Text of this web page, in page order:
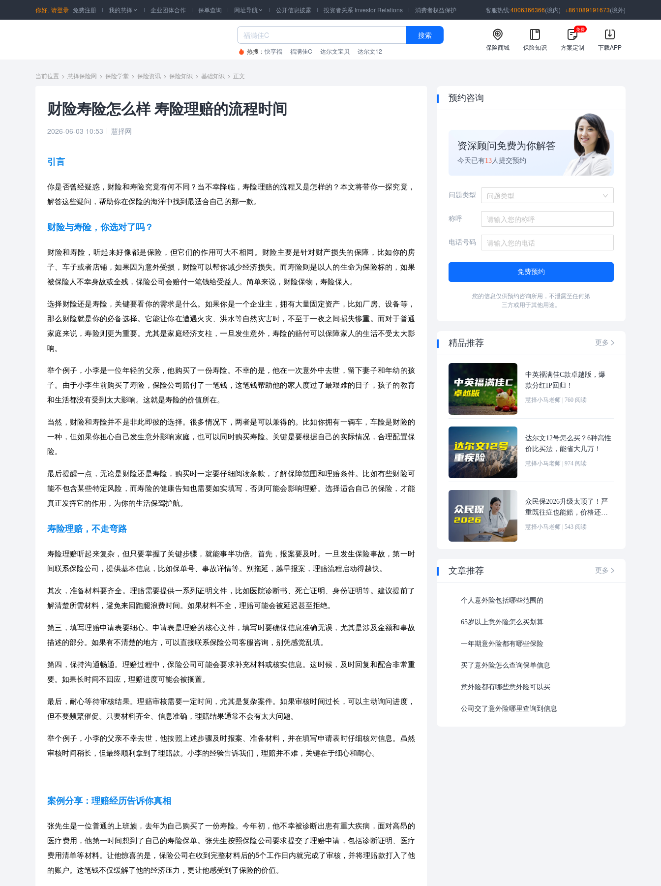
你好, 请登录 免费注册 我的慧择  企业团体合作 保单查询 网址导航  公开信息披露 投资者关系 Investor Relations 消费者权益保护 客服热线:4006366366(境内) +861089191673(境外)
搜索
热搜：快享福 福满佳C 达尔文宝贝 达尔文12 保险商城 保险知识 方案定制
免费
下载APP
当前位置 > 慧择保险网 > 保险学堂 > 保险资讯 > 保险知识 > 基础知识 > 正文
财险寿险怎么样 寿险理赔的流程时间
2026-06-03 10:53 慧择网
引言
你是否曾经疑惑，财险和寿险究竟有何不同？当不幸降临，寿险理赔的流程又是怎样的？本文将带你一探究竟，
解答这些疑问，帮助你在保险的海洋中找到最适合自己的那一款。
财险与寿险，你选对了吗？
财险和寿险，听起来好像都是保险，但它们的作用可大不相同。财险主要是针对财产损失的保障，比如你的房
子、车子或者店铺，如果因为意外受损，财险可以帮你减少经济损失。而寿险则是以人的生命为保险标的，如果
被保险人不幸身故或全残，保险公司会赔付一笔钱给受益人。简单来说，财险保物，寿险保人。
选择财险还是寿险，关键要看你的需求是什么。如果你是一个企业主，拥有大量固定资产，比如厂房、设备等，
那么财险就是你的必备选择。它能让你在遭遇火灾、洪水等自然灾害时，不至于一夜之间损失惨重。而对于普通
家庭来说，寿险则更为重要。尤其是家庭经济支柱，一旦发生意外，寿险的赔付可以保障家人的生活不受太大影
响。
举个例子，小李是一位年轻的父亲，他购买了一份寿险。不幸的是，他在一次意外中去世，留下妻子和年幼的孩
子。由于小李生前购买了寿险，保险公司赔付了一笔钱，这笔钱帮助他的家人度过了最艰难的日子，孩子的教育
和生活都没有受到太大影响。这就是寿险的价值所在。
当然，财险和寿险并不是非此即彼的选择。很多情况下，两者是可以兼得的。比如你拥有一辆车，车险是财险的
一种，但如果你担心自己发生意外影响家庭，也可以同时购买寿险。关键是要根据自己的实际情况，合理配置保
险。
最后提醒一点，无论是财险还是寿险，购买时一定要仔细阅读条款，了解保障范围和理赔条件。比如有些财险可
能不包含某些特定风险，而寿险的健康告知也需要如实填写，否则可能会影响理赔。选择适合自己的保险，才能
真正发挥它的作用，为你的生活保驾护航。
寿险理赔，不走弯路
寿险理赔听起来复杂，但只要掌握了关键步骤，就能事半功倍。首先，报案要及时。一旦发生保险事故，第一时
间联系保险公司，提供基本信息，比如保单号、事故详情等。别拖延，越早报案，理赔流程启动得越快。
其次，准备材料要齐全。理赔需要提供一系列证明文件，比如医院诊断书、死亡证明、身份证明等。建议提前了
解清楚所需材料，避免来回跑腿浪费时间。如果材料不全，理赔可能会被延迟甚至拒绝。
第三，填写理赔申请表要细心。申请表是理赔的核心文件，填写时要确保信息准确无误，尤其是涉及金额和事故
描述的部分。如果有不清楚的地方，可以直接联系保险公司客服咨询，别凭感觉乱填。
第四，保持沟通畅通。理赔过程中，保险公司可能会要求补充材料或核实信息。这时候，及时回复和配合非常重
要。如果长时间不回应，理赔进度可能会被搁置。
最后，耐心等待审核结果。理赔审核需要一定时间，尤其是复杂案件。如果审核时间过长，可以主动询问进度，
但不要频繁催促。只要材料齐全、信息准确，理赔结果通常不会有太大问题。
举个例子，小李的父亲不幸去世，他按照上述步骤及时报案、准备材料，并在填写申请表时仔细核对信息。虽然
审核时间稍长，但最终顺利拿到了理赔款。小李的经验告诉我们，理赔并不难，关键在于细心和耐心。
案例分享：理赔经历告诉你真相
张先生是一位普通的上班族，去年为自己购买了一份寿险。今年初，他不幸被诊断出患有重大疾病，面对高昂的
医疗费用，他第一时间想到了自己的寿险保单。张先生按照保险公司要求提交了理赔申请，包括诊断证明、医疗
费用清单等材料。让他惊喜的是，保险公司在收到完整材料后的5个工作日内就完成了审核，并将理赔款打入了他
的账户。这笔钱不仅缓解了他的经济压力，更让他感受到了保险的价值。
预约咨询
资深顾问免费为你解答
今天已有13人提交预约
问题类型 问题类型
称呼
电话号码
免费预约
您的信息仅供预约咨询所用，不泄露至任何第
三方或用于其他用途。
精品推荐 更多 
中英福满佳C款卓越版，爆
款分红IP回归！
慧择小马老师 760 阅读
达尔文12号怎么买？6种高性
价比买法，能省大几万！
慧择小马老师 974 阅读
众民保2026升级太顶了！严
重既往症也能赔，价格还更
便宜！
慧择小马老师 543 阅读
文章推荐 更多 
个人意外险包括哪些范围的
65岁以上意外险怎么买划算
一年期意外险都有哪些保险
买了意外险怎么查询保单信息
意外险都有哪些意外险可以买
公司交了意外险哪里查询到信息